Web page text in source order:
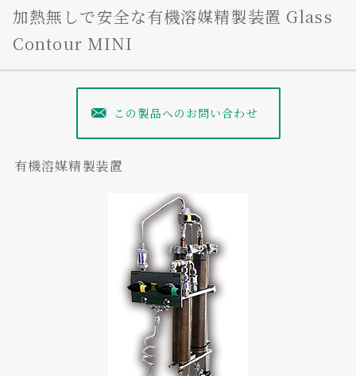
加熱無しで安全な有機溶媒精製装置 Glass
Contour MINI
この製品へのお問い合わせ
有機溶媒精製装置